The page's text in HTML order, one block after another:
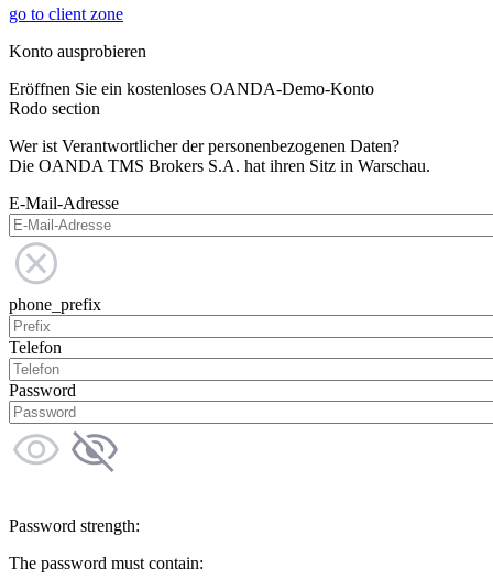
go to client zone
Konto ausprobieren
Eröffnen Sie ein kostenloses OANDA-Demo-Konto
Rodo section
Wer ist Verantwortlicher der personenbezogenen Daten?
Die OANDA TMS Brokers S.A. hat ihren Sitz in Warschau.
E-Mail-Adresse
phone_prefix
Telefon
Password
Password strength:
The password must contain: